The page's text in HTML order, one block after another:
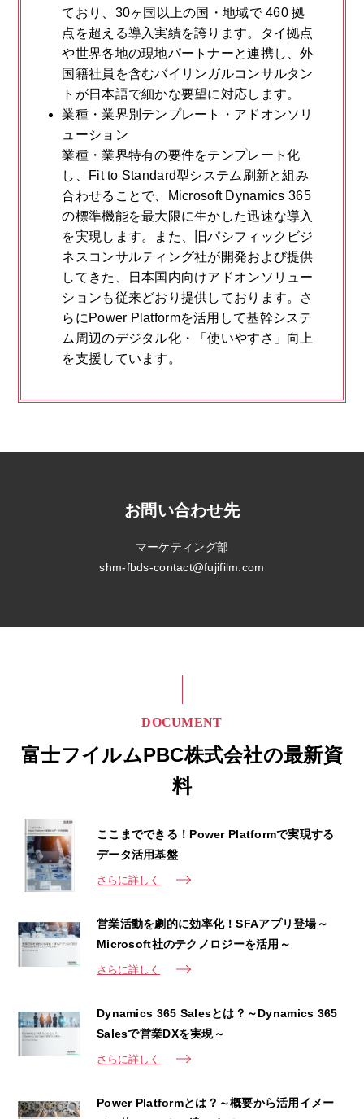
ており、30ヶ国以上の国・地域で 460 拠
点を超える導入実績を誇ります。タイ拠点
や世界各地の現地パートナーと連携し、外
国籍社員を含むバイリンガルコンサルタン
トが日本語で細かな要望に対応します。
業種・業界別テンプレート・アドオンソリ
ューション
業種・業界特有の要件をテンプレート化
し、Fit to Standard型システム刷新と組み
合わせることで、Microsoft Dynamics 365
の標準機能を最大限に生かした迅速な導入
を実現します。また、旧パシフィックビジ
ネスコンサルティング社が開発および提供
してきた、日本国内向けアドオンソリュー
ションも従来どおり提供しております。さ
らにPower Platformを活用して基幹システ
ム周辺のデジタル化・「使いやすさ」向上
を支援しています。
お問い合わせ先
マーケティング部
shm-fbds-contact@fujifilm.com
DOCUMENT
富士フイルムPBC株式会社の最新資
料
ここまでできる！Power Platformで実現する
データ活用基盤
さらに詳しく
営業活動を劇的に効率化！SFAアプリ登場～
Microsoft社のテクノロジーを活用～
さらに詳しく
Dynamics 365 Salesとは？～Dynamics 365
Salesで営業DXを実現～
さらに詳しく
Power Platformとは？～概要から活用イメー